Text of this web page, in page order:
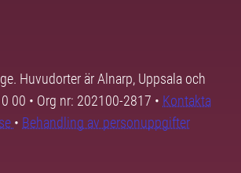
Huvudorter är Alnarp, Uppsala och
00 • Org nr: 202100-2817 • Kontakta
• Behandling av personuppgifter